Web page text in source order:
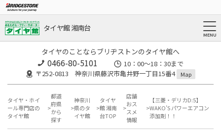
タイヤ館 湘南台
タイヤのことならブリヂストンのタイヤ館へ
0466-80-5101
10：00～18：30まで
〒252-0813 神奈川県藤沢市亀井野一丁目15番4
Map
タイヤ・ホイ
ール専門店の
タイヤ館
都道
府県
から
探す
神奈川
県のタ
イヤ館
タイヤ
館 湘南
台TOP
店舗
おス
スメ
情報
【三菱・デリカD:5】
WAKO’S パワーエアコン
添加剤！！